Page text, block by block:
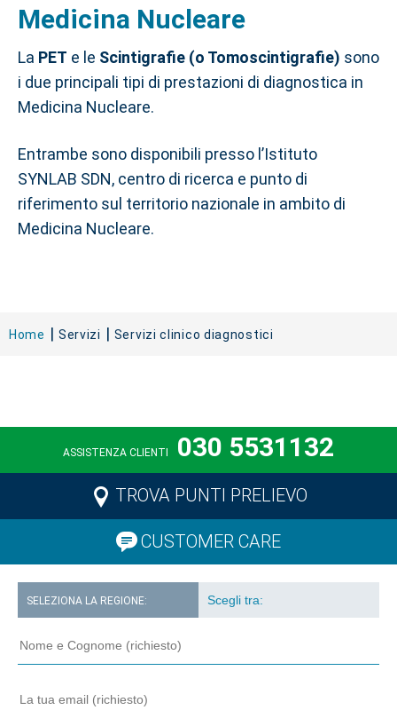
Medicina Nucleare
La PET e le Scintigrafie (o Tomoscintigrafie) sono
i due principali tipi di prestazioni di diagnostica in
Medicina Nucleare.
Entrambe sono disponibili presso l’Istituto
SYNLAB SDN, centro di ricerca e punto di
riferimento sul territorio nazionale in ambito di
Medicina Nucleare.
Home Servizi Servizi clinico diagnostici
ASSISTENZA CLIENTI 030 5531132
TROVA PUNTI PRELIEVO
CUSTOMER CARE
SELEZIONA LA REGIONE: